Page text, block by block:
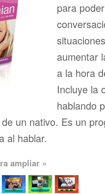
para
aumentar
a la hora
Incluye la
hablando
un nativo. Es un
al hablar.
ampliar »